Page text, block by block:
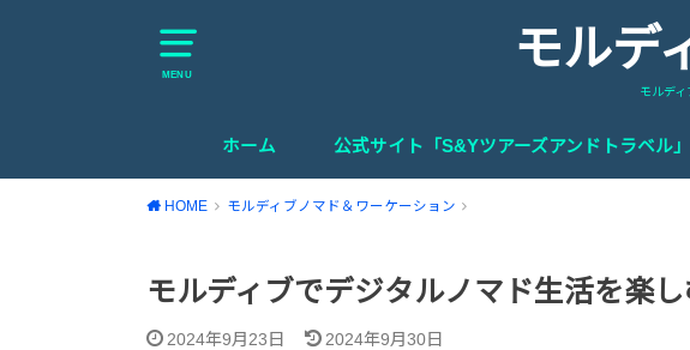
MENU モルデ
モルデ
ホーム 公式サイト「S&Yツアーズアンドトラベル」
HOME モルディブノマド＆ワーケーション
モルディブでデジタルノマド生活を楽
2024年9月23日 2024年9月30日